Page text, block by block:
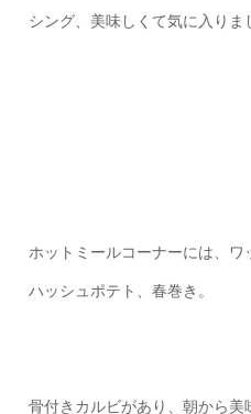
シング、美味しくて気に入りま
ホットミールコーナーには、ワ
ハッシュポテト、春巻き。
骨付きカルビがあり、朝から美